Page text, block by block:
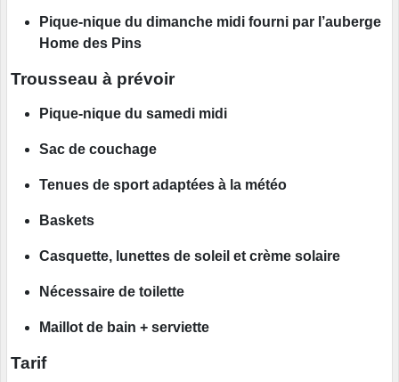
Pique-nique du dimanche midi fourni par l’auberge
Home des Pins
Trousseau à prévoir
Pique-nique du samedi midi
Sac de couchage
Tenues de sport adaptées à la météo
Baskets
Casquette, lunettes de soleil et crème solaire
Nécessaire de toilette
Maillot de bain + serviette
Tarif